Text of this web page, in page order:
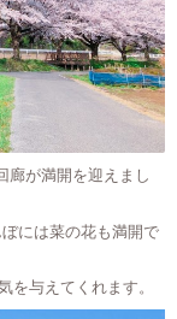
廊が満開を迎えまし
には菜の花も満開で
を与えてくれます。